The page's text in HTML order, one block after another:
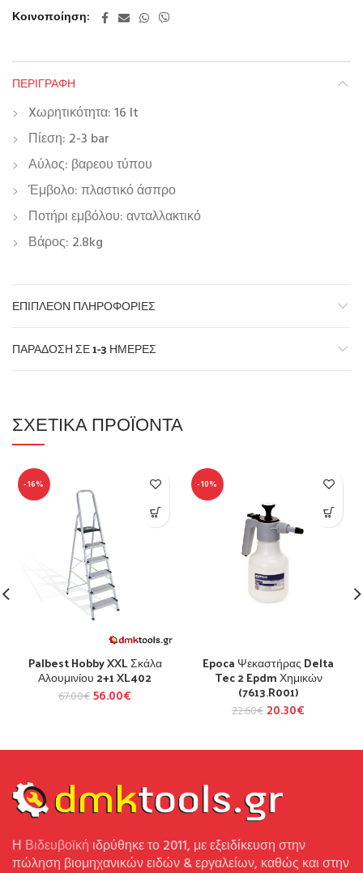
Κοινοποίηση
ΠΕΡΙΓΡΑΦΉ
Xωρητικότητα: 16 lt
Πίεση: 2-3 bar
Αύλος: βαρεου τύπου
Έμβολο: πλαστικό άσπρο
Ποτήρι εμβόλου: ανταλλακτικό
Βάρος: 2.8kg
ΕΠΙΠΛΈΟΝ ΠΛΗΡΟΦΟΡΊΕΣ
ΠΑΡΆΔΟΣΗ ΣΕ 1-3 ΗΜΈΡΕΣ
ΣΧΕΤΙΚΆ ΠΡΟΪΌΝΤΑ
-16%
Palbest Hobby XXL Σκάλα
Αλουμινίου 2+1 XL402
67.00€56.00€
-10%
Epoca Ψεκαστήρας Delta
Tec 2 Epdm Χημικών
(7613.R001)
22.60€ 20.30€
Η Βιδευβοϊκή ιδρύθηκε το 2011, με εξειδίκευση στην
πώληση βιομηχανικών ειδών & εργαλείων, καθώς και στην